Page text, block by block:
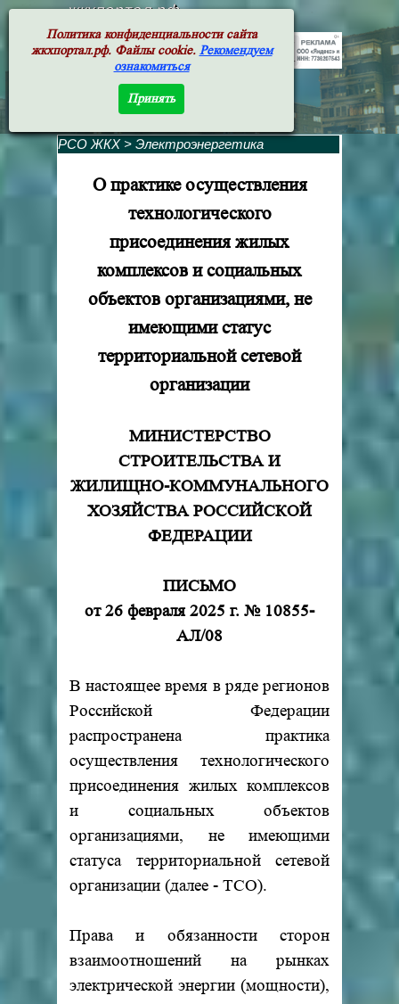
жкхпортал.рф
РСО ЖКХ> Электроэнергетика
О практике осуществления
технологического
присоединения жилых
комплексов и социальных
объектов организациями, не
имеющими статус
территориальной сетевой
организации
МИНИСТЕРСТВО
СТРОИТЕЛЬСТВА И
ЖИЛИЩНО-КОММУНАЛЬНОГО
ХОЗЯЙСТВА РОССИЙСКОЙ
ФЕДЕРАЦИИ
ПИСЬМО
от 26 февраля 2025 г. № 10855-
АЛ/08
В настоящее время в ряде регионов
Российской Федерации
распространена практика
осуществления технологического
присоединения жилых комплексов
и социальных объектов
организациями, не имеющими
статуса территориальной сетевой
организации (далее - ТСО).
Права и обязанности сторон
взаимоотношений на рынках
электрической энергии (мощности),
Политика конфиденциальности сайта
жкхпортал.рф. Файлы cookie. Рекомендуем
ознакомиться
Принять